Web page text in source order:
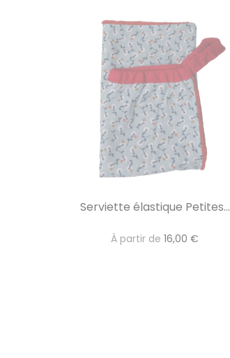
Serviette élastique Petites...
À partir de 16,00 €